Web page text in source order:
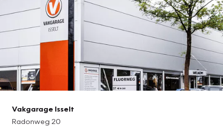
Vakgarage Isselt
Radonweg 20